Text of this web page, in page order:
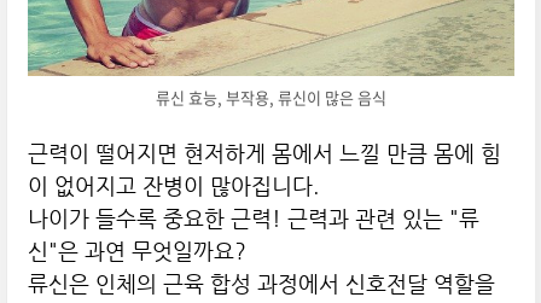
류신 효능, 부작용, 류신이 많은 음식
근력이 떨어지면 현저하게 몸에서 느낄 만큼 몸에 힘
이 없어지고 잔병이 많아집니다.
나이가 들수록 중요한 근력! 근력과 관련 있는 "류
신"은 과연 무엇일까요?
류신은 인체의 근육 합성 과정에서 신호전달 역할을